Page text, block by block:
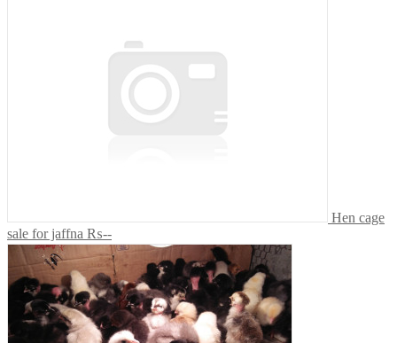
Hen cage
sale for jaffna ₨--